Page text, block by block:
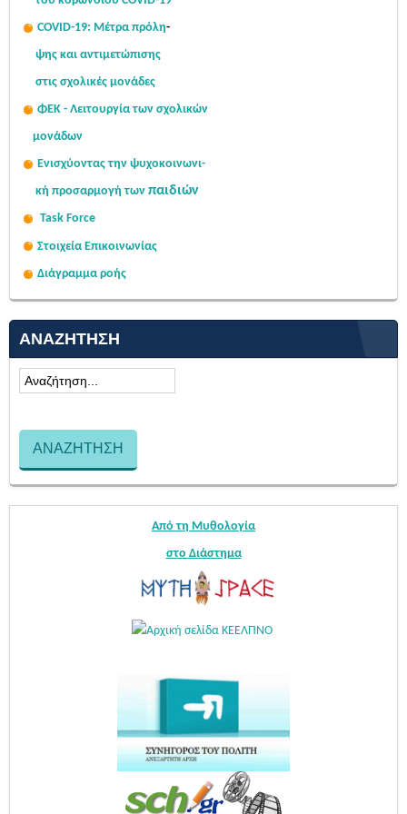
COVID-19: Μέτρα πρόλη-
ψης και αντιμετώπισης
στις σχολικές μονάδες
ΦΕΚ - Λειτουργία των σχολικών
μονάδων
Ενισχύοντας την ψυχοκοινωνι-
κή προσαρμογή των παιδιών
Task Force
Στοιχεία Επικοινωνίας
Διάγραμμα ροής
ΑΝΑΖΉΤΗΣΗ
Από τη Μυθολογία
στο Διάστημα